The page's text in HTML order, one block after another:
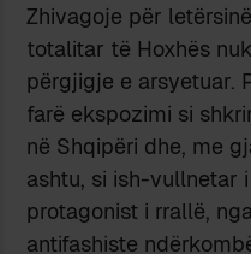
Zhivagoje për
totalitar të Hoxhës
përgjigje e arsyetuar.
farë ekspozimi si
në Shqipëri dhe, me
ashtu, si ish-vullnetar
protagonist i rrallë,
antifashiste